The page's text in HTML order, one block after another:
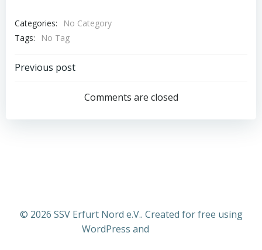
Categories:
No Category
Tags:
No Tag
Post
navigation
Previous post
Comments are closed
© 2026 SSV Erfurt Nord e.V.. Created for free using
WordPress and